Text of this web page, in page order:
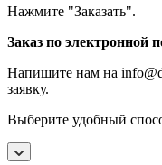
Нажмите "Заказать".
Заказ по электронной
Напишите нам на
заявку.
Выберите удобный